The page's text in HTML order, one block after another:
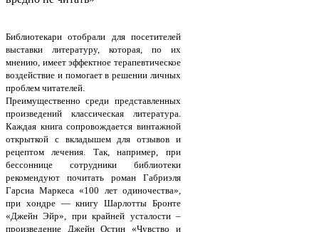
Библиотекари отобрали для посетителей
выставки литературу, которая, по их
мнению, имеет эффектное терапевтическое
воздействие и помогает в решении личных
проблем читателей.
Преимущественно среди представленных
произведений классическая литература.
Каждая книга сопровождается винтажной
открыткой с вкладышем для отзывов и
рецептом лечения. Так, например, при
бессоннице сотрудники библиотеки
рекомендуют почитать роман Габриэля
Гарсиа Маркеса «100 лет одиночества»,
при хондре — книгу Шарлотты Бронте
«Джейн Эйр», при крайней усталости –
произведение Джейн Остин «Чувство и